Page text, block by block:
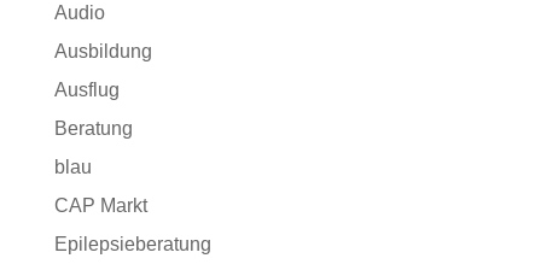
Audio
Ausbildung
Ausflug
Beratung
blau
CAP Markt
Epilepsieberatung